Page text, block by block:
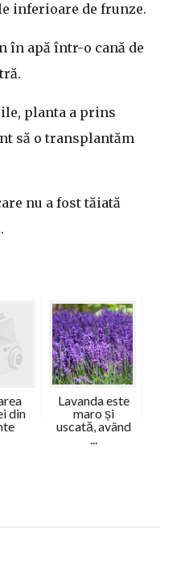
inferioare de frunze.
în apă într-o cană de
planta a prins
să o transplantăm
nu a fost tăiată
din
Lavanda este
maro și
uscată, având
...